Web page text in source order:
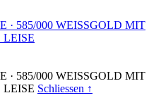
· 585/000 WEISSGOLD MIT
LEISE
· 585/000 WEISSGOLD MIT
LEISE Schliessen ↑